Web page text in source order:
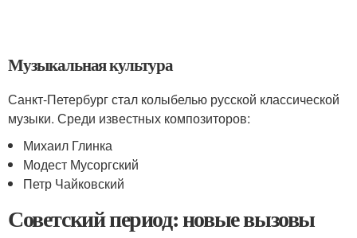
Музыкальная культура
Санкт-Петербург стал колыбелью русской классической
музыки. Среди известных композиторов:
Михаил Глинка
Модест Мусоргский
Петр Чайковский
Советский период: новые вызовы